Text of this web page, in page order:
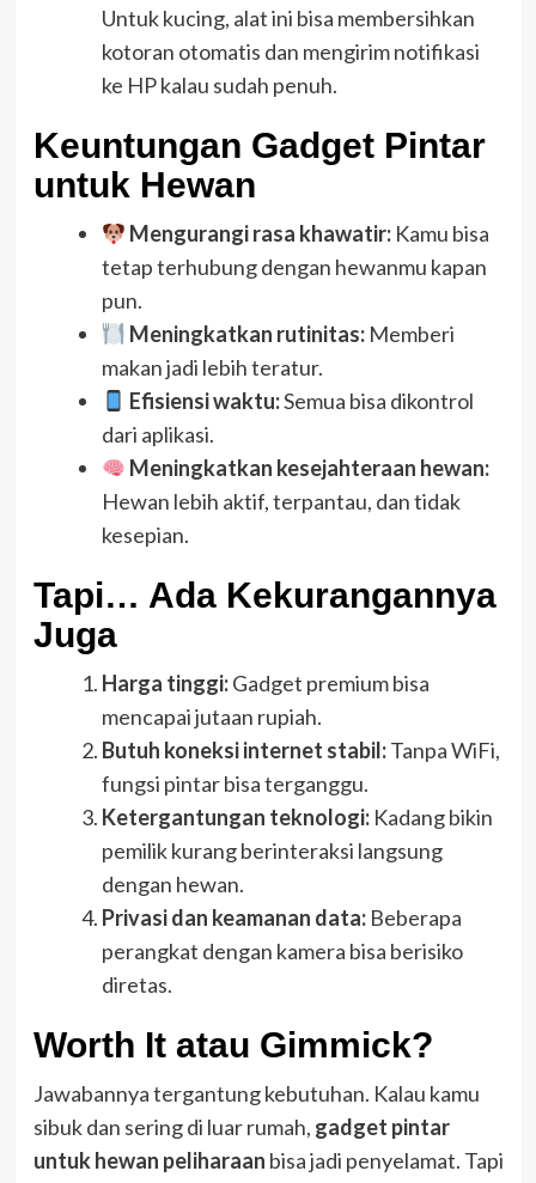
Untuk kucing, alat ini bisa membersihkan
kotoran otomatis dan mengirim notifikasi
ke HP kalau sudah penuh.
Keuntungan Gadget Pintar
untuk Hewan
Mengurangi rasa khawatir: Kamu bisa
tetap terhubung dengan hewanmu kapan
pun.
Meningkatkan rutinitas: Memberi
makan jadi lebih teratur.
Efisiensi waktu:Semua bisa dikontrol
dari aplikasi.
Meningkatkan kesejahteraan hewan:
Hewan lebih aktif, terpantau, dan tidak
kesepian.
Tapi… Ada Kekurangannya
Juga
Harga tinggi:Gadget premium bisa
mencapai jutaan rupiah.
Butuh koneksi internet stabil:Tanpa WiFi,
fungsi pintar bisa terganggu.
Ketergantungan teknologi:Kadang bikin
pemilik kurang berinteraksi langsung
dengan hewan.
Privasi dan keamanan data:Beberapa
perangkat dengan kamera bisa berisiko
diretas.
Worth It atau Gimmick?
Jawabannya tergantung kebutuhan. Kalau kamu
sibuk dan sering di luar rumah, gadget pintar
untuk hewan peliharaan bisa jadi penyelamat. Tapi